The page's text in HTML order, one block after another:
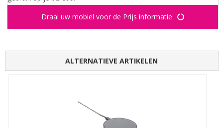
Draai uw mobiel voor de Prijs informatie
ALTERNATIEVE ARTIKELEN